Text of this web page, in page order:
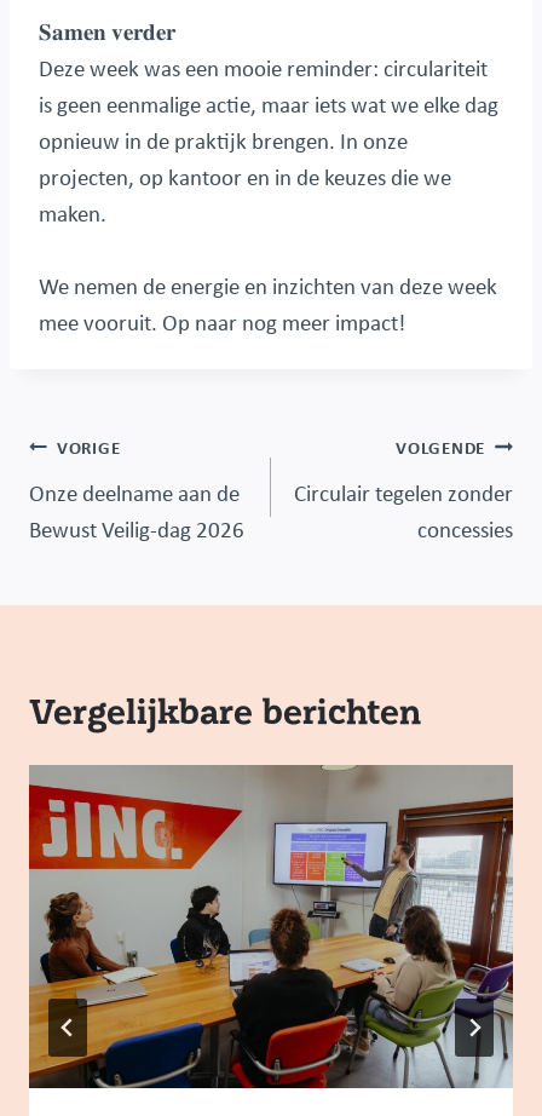
𝐒𝐚𝐦𝐞𝐧 𝐯𝐞𝐫𝐝𝐞𝐫
Deze week was een mooie reminder: circulariteit
is geen eenmalige actie, maar iets wat we elke dag
opnieuw in de praktijk brengen. In onze
projecten, op kantoor en in de keuzes die we
maken.
We nemen de energie en inzichten van deze week
mee vooruit. Op naar nog meer impact!
Berichtnavigatie
VORIGE
Onze deelname aan de
Bewust Veilig-dag 2026
VOLGENDE
Circulair tegelen zonder
concessies
Vergelijkbare berichten